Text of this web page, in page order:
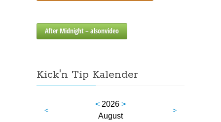
After Midnight – alsonvideo
Kick'n Tip Kalender
<
< 2026 >
August
>